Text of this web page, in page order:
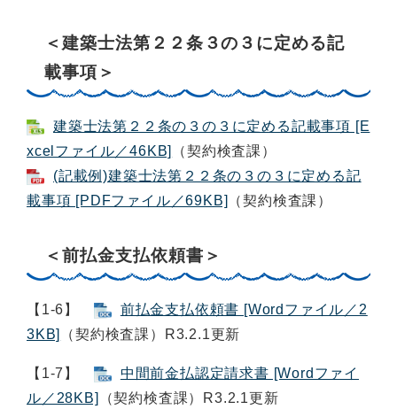
＜建築士法第２２条３の３に定める記
載事項＞
建築士法第２２条の３の３に定める記載事項 [E
xcelファイル／46KB]
（契約検査課）
(記載例)建築士法第２２条の３の３に定める記
載事項 [PDFファイル／69KB]
（契約検査課）
＜前払金支払依頼書＞
【1-6】
前払金支払依頼書 [Wordファイル／2
3KB]
（契約検査課）R3.2.1更新
【1-7】
中間前金払認定請求書 [Wordファイ
ル／28KB]
（契約検査課）R3.2.1更新